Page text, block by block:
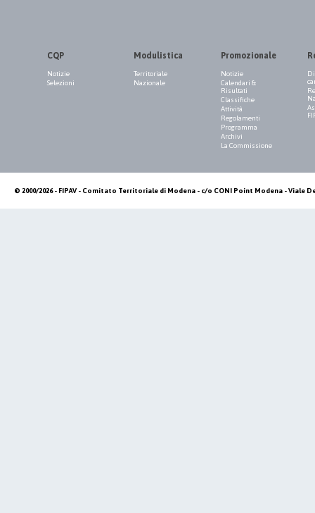
CQP
Notizie
Selezioni
Modulistica
Territoriale
Nazionale
Promozionale
Notizie
Calendari &
Risultati
Classifiche
Attività
Regolamenti
Programma
Archivi
La Commissione
© 2000/2026 - FIPAV - Comitato Territoriale di Modena - c/o CONI Point Modena - Viale